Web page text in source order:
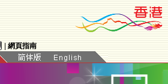
網頁指南